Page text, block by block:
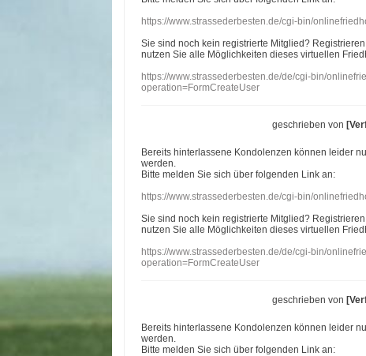
https://www.strassederbesten.de/cgi-bin/
Sie sind noch kein registrierte Mitglied?
nutzen Sie alle Möglichkeiten dieses virtuellen
https://www.strassederbesten.de/de/cgi-bin/
operation=FormCreateUser
geschrieben von
Bereits hinterlassene Kondolenzen können leider
werden.
Bitte melden Sie sich über folgenden Link an:
https://www.strassederbesten.de/cgi-bin/
Sie sind noch kein registrierte Mitglied?
nutzen Sie alle Möglichkeiten dieses virtuellen
https://www.strassederbesten.de/de/cgi-bin/
operation=FormCreateUser
geschrieben von
Bereits hinterlassene Kondolenzen können leider
werden.
Bitte melden Sie sich über folgenden Link an: